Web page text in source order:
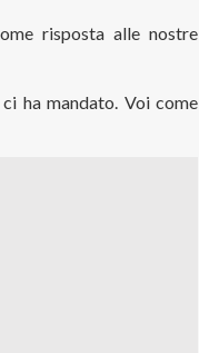
risposta alle nostre
ha mandato. Voi come